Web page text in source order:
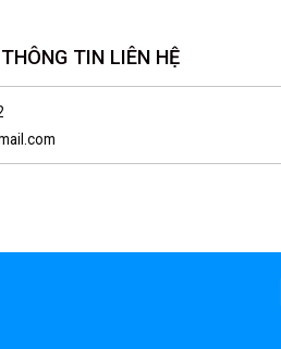
THÔNG TIN LIÊN HỆ